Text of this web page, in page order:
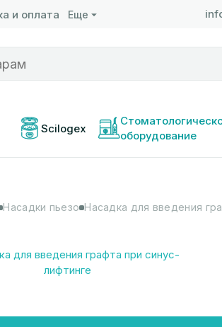
и оплата Еще
Scilogex
оборудование
Насадки пьезо Насадка для введения